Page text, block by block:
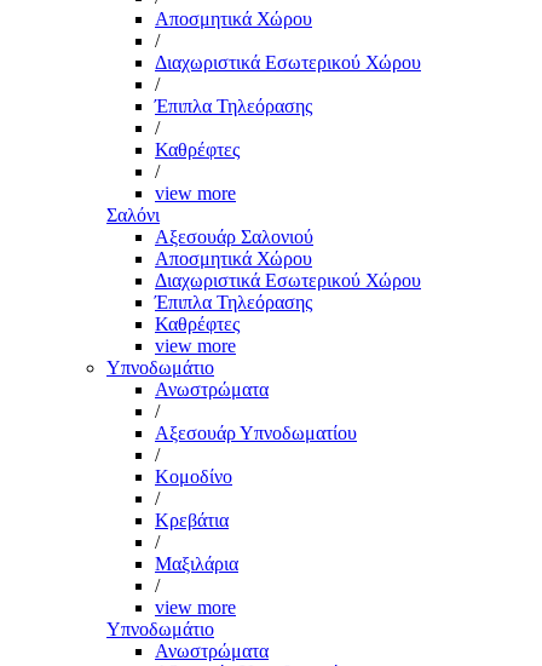
Αποσμητικά Χώρου
/
Διαχωριστικά Εσωτερικού Χώρου
/
Έπιπλα Τηλεόρασης
/
Καθρέφτες
/
view more
Σαλόνι
Αξεσουάρ Σαλονιού
Αποσμητικά Χώρου
Διαχωριστικά Εσωτερικού Χώρου
Έπιπλα Τηλεόρασης
Καθρέφτες
view more
Υπνοδωμάτιο
Ανωστρώματα
/
Αξεσουάρ Υπνοδωματίου
/
Κομοδίνο
/
Κρεβάτια
/
Μαξιλάρια
/
view more
Υπνοδωμάτιο
Ανωστρώματα